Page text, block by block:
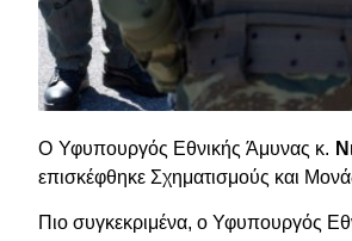
Ο Υφυπουργός Εθνικής Άμυνας κ.
επισκέφθηκε Σχηματισμούς και
Πιο συγκεκριμένα, ο Υφυπουργός